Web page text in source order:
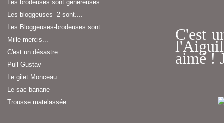
Les brodeuses sont généreuses...
Les bloggeuses -2 sont....
Les Bloggeuses-brodeuses sont.....
Mille mercis...
C'est un désastre....
Pull Gustav
Le gilet Monceau
Le sac banane
Trousse matelassée
C'est
aimé !